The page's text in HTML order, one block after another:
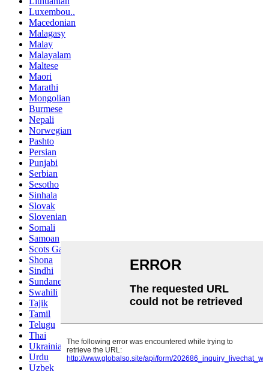
Luxembou..
Macedonian
Malagasy
Malay
Malayalam
Maltese
Maori
Marathi
Mongolian
Burmese
Nepali
Norwegian
Pashto
Persian
Punjabi
Serbian
Sesotho
Sinhala
Slovak
Slovenian
Somali
Samoan
Scots Gaelic
Shona
Sindhi
Sundanese
Swahili
Tajik
Tamil
Telugu
Thai
Ukrainian
Urdu
Uzbek